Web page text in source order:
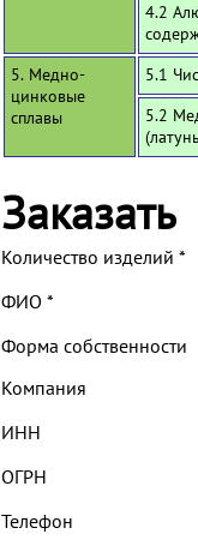
4.2
5. Медно-
цинковые
сплавы
5.1
5.2
Заказать
Количество изделий *
ФИО *
Форма собственности
Компания
ИНН
ОГРН
Телефон